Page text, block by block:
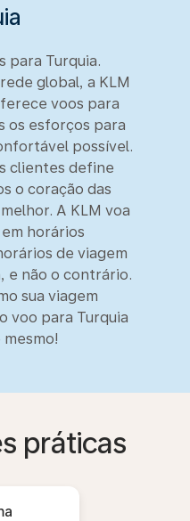
para Turquia.
global, a KLM
voos para
os esforços para
possível.
clientes define
o coração das
A KLM voa
horários
de viagem
e não o contrário.
sua viagem
voo para Turquia
práticas